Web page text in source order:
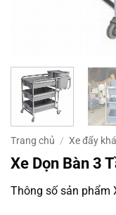
Trang chủ / Xe đẩy
Xe Dọn Bàn 3
Thông số sản phẩm